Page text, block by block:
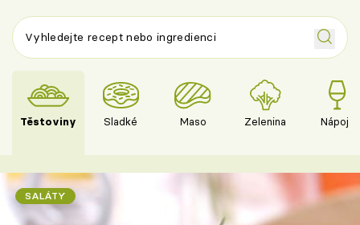
Těstoviny Sladké Maso Zelenina Nápoje
SALÁTY